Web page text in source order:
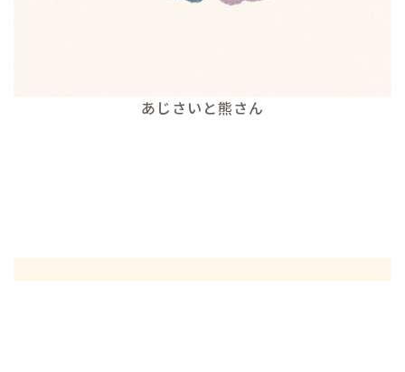
あじさいと熊さん